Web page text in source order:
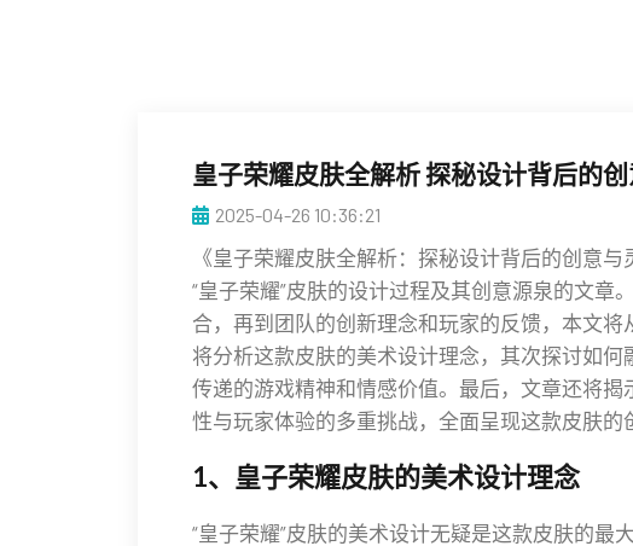
皇子荣耀皮肤全解析 探秘设计背后的
2025-04-26 10:36:21
《皇子荣耀皮肤全解析：探秘设计背后的创意
“皇子荣耀”皮肤的设计过程及其创意源泉的文章
合，再到团队的创新理念和玩家的反馈，本文
将分析这款皮肤的美术设计理念，其次探讨如
传递的游戏精神和情感价值。最后，文章还将
性与玩家体验的多重挑战，全面呈现这款皮肤的
1、皇子荣耀皮肤的美术设计理念
“皇子荣耀”皮肤的美术设计无疑是这款皮肤的最